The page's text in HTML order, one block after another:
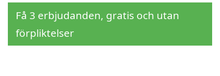
Få 3 erbjudanden, gratis och utan
förpliktelser